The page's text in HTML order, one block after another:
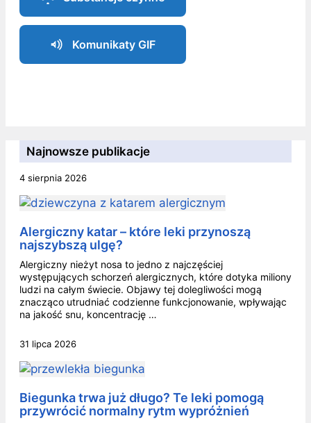
Komunikaty GIF
Najnowsze publikacje
4 sierpnia 2026
Alergiczny katar – które leki przynoszą
najszybszą ulgę?
Alergiczny nieżyt nosa to jedno z najczęściej
występujących schorzeń alergicznych, które dotyka miliony
ludzi na całym świecie. Objawy tej dolegliwości mogą
znacząco utrudniać codzienne funkcjonowanie, wpływając
na jakość snu, koncentrację …
31 lipca 2026
Biegunka trwa już długo? Te leki pomogą
przywrócić normalny rytm wypróżnień